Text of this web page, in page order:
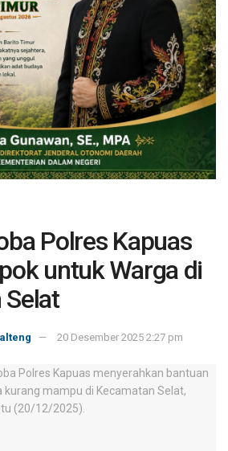
Polres Kapuas
untuk Warga di
20 Desember 2025 2:27 pm